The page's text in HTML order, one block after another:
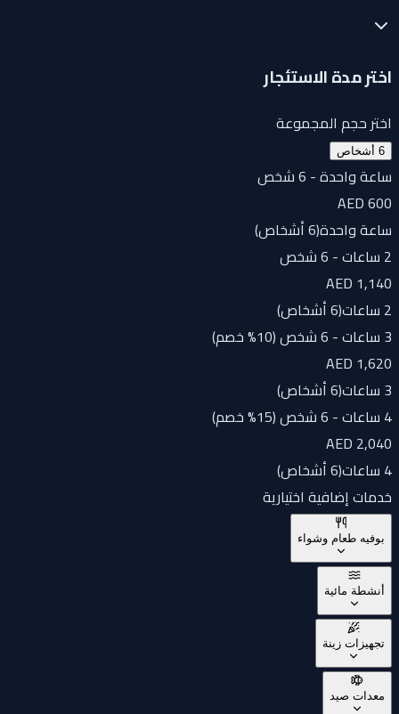
اختر مدة الاستئجار
اختر حجم المجموعة
ساعة واحدة - 6 شخص
AED 600
ساعة واحدة(6 أشخاص
AED 1,140
(6 أشخاص
AED 1,620
(6 أشخاص
4 ساعات - 6 شخص (15% خصم)
AED 2,040
4 ساعات
(6 أشخاص
خدمات إضافية اختيارية
بوفيه طعام وشواء
أنشطة مائية
تجهيزات زينة
معدات صيد